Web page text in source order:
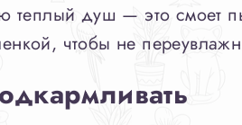
теплый душ — это смоет
чтобы не